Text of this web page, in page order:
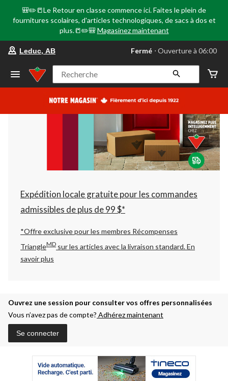
🎒✏️📒Le Retour en classe commence ici. Faites le plein de
fournitures scolaires, d'articles technologiques, de sacs à dos et
plus.📒✏️🎒 Magasinez maintenant
votre
préféré
Leduc,
AB,
courament
Ouverture
à
06:00
cliquer
pour
changer
Leduc, AB Fermé ⋅ Ouverture à 06:00
Recherche
Expédition locale gratuite pour les commandes
admissibles de plus de 99 $*
*Offre exclusive pour les membres Récompenses
TriangleMD sur les articles avec la livraison standard.En
savoir plus
Ouvrez une session pour consulter vos offres personnalisées
Vous n’avez pas de compte? Adhérez maintenant
Se connecter